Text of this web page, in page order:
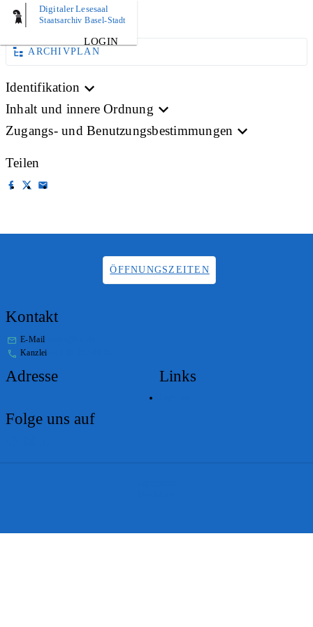
Digitaler Lesesaal
Staatsarchiv Basel-Stadt
LOGIN
BILD
ARCHIVPLAN
Identifikation
Inhalt und innere Ordnung
Zugangs- und Benutzungsbestimmungen
Teilen
ÖFFNUNGSZEITEN
Kontakt
E-Mail
Kanzlei
Adresse Links
Folge uns auf